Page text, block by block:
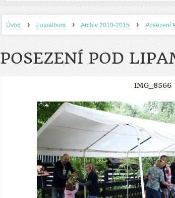
Úvod › Fotoalbum › Archiv 2010-2015 › Posezení
POSEZENÍ POD
IMG_8566